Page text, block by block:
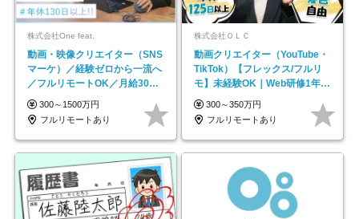
株式会社One feat.
動画・映像クリエイター（SNS
マーケ）／経験ゼロから一流へ
／フルリモートOK／月給30万
円～／年休130日以上
300～1500万円
フルリモートあり
株式会社ＯＬＣ
動画クリエイター（YouTube・
TikTok）【フレックス/フルリ
モ】未経験OK｜Web研修1年間
｜副業OK
300～350万円
フルリモートあり